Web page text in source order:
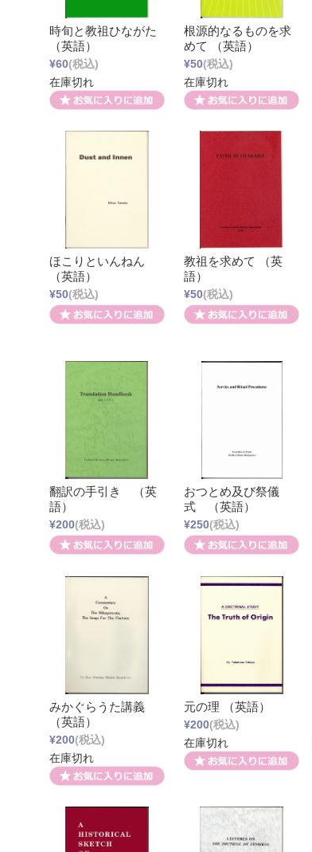
時旬と教祖ひながた
（英語）
¥60(税込)
在庫切れ
根源的なるものを求
めて （英語）
¥50(税込)
在庫切れ
ほこりといんねん
（英語）
¥50(税込)
教祖を求めて （英
語）
¥50(税込)
翻訳の手引き （英
語）
¥200(税込)
おつとめ及び祭儀
式 （英語）
¥250(税込)
みかぐらうた講義
（英語）
¥200(税込)
在庫切れ
元の理 （英語）
¥200(税込)
在庫切れ